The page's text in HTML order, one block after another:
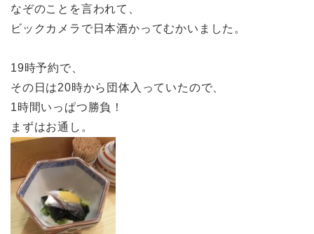
なぞのことを言われて、
ビックカメラで日本酒かってむかいました。
19時予約で、
その日は20時から団体入っていたので、
1時間いっぱつ勝負！
まずはお通し。